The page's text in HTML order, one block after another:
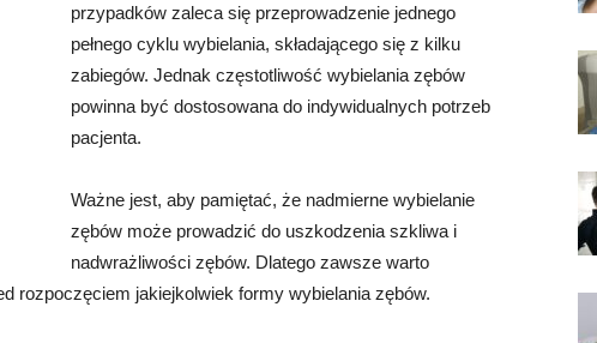
przypadków zaleca się przeprowadzenie jednego
pełnego cyklu wybielania, składającego się z kilku
zabiegów. Jednak częstotliwość wybielania zębów
powinna być dostosowana do indywidualnych potrzeb
pacjenta.
Ważne jest, aby pamiętać, że nadmierne wybielanie
zębów może prowadzić do uszkodzenia szkliwa i
nadwrażliwości zębów. Dlatego zawsze warto
rozpoczęciem jakiejkolwiek formy wybielania zębów.